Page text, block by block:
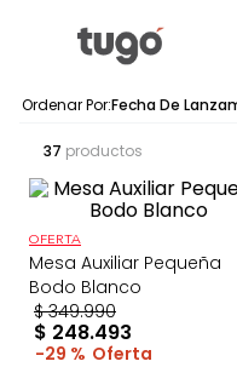
Fecha De
37 productos
OFERTA
Mesa Auxiliar Pequeña
Bodo Blanco
$ 349.990
$ 248.493
29 %